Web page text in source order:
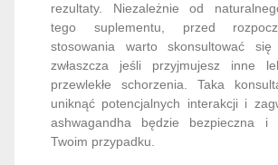
rezultaty. Niezależnie od
tego suplementu, przed
stosowania warto skonsultować
zwłaszcza jeśli przyjmujesz inne
przewlekłe schorzenia. Taka
uniknąć potencjalnych interakcji i
ashwagandha będzie bezpieczna i
Twoim przypadku.